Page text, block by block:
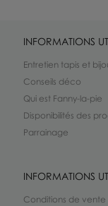
INFORMATIONS
Entretien tapis et
Conseils déco
Qui est Fanny-la-pie
Disponibilités des
Parrainage
INFORMATIONS
Conditions de vente